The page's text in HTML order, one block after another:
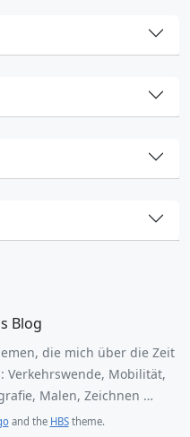
Blog
die mich über die Zeit
Verkehrswende, Mobilität,
Malen, Zeichnen …
and the HBStheme.